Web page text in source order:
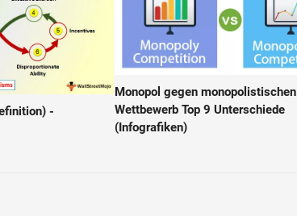
-
Monopol gegen monopolistischen
Wettbewerb Top 9 Unterschiede
(Infografiken)